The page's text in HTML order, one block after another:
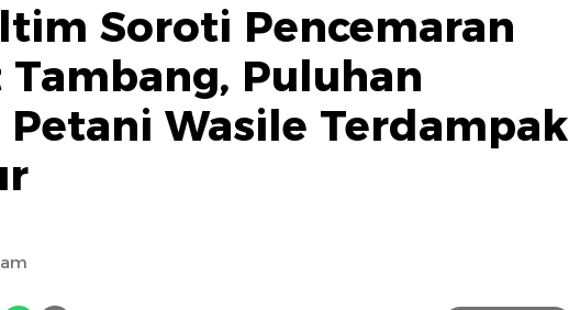
Soroti Pencemaran
Puluhan
Petani Wasile Terdampak